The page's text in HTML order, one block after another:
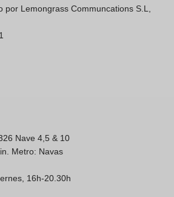
por Lemongrass Communcations S.L,
Nave 4,5 & 10
Metro: Navas
16h-20.30h